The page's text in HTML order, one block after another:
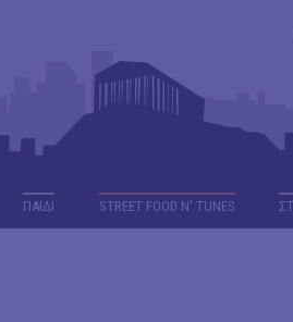
ΠΑΙΔΙ STREET FOOD N' TUNES